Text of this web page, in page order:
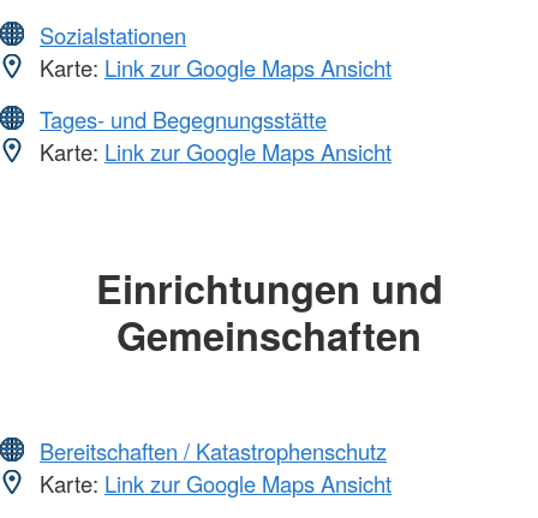
Sozialstationen
Karte: Link zur Google Maps Ansicht
Tages- und Begegnungsstätte
Karte: Link zur Google Maps Ansicht
Einrichtungen und
Gemeinschaften
Bereitschaften / Katastrophenschutz
Karte: Link zur Google Maps Ansicht